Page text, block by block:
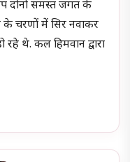
दोनों समस्त जगत के
के चरणों में सिर नवाकर
थे. कल हिमवान द्वारा